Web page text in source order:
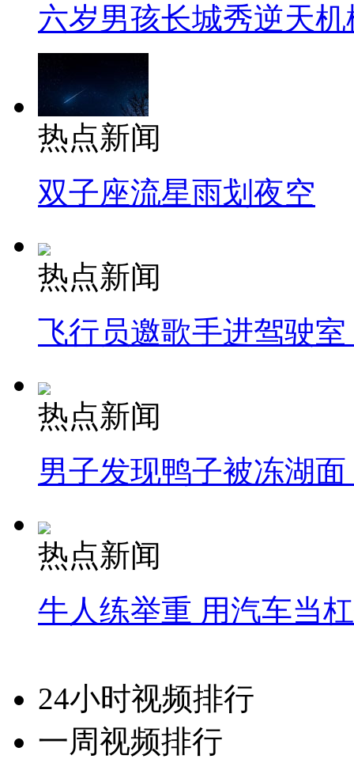
六岁男孩长城秀逆天机
热点新闻
双子座流星雨划夜空
热点新闻
飞行员邀歌手进驾驶
热点新闻
男子发现鸭子被冻湖
热点新闻
牛人练举重 用汽车当
24小时视频排行
一周视频排行